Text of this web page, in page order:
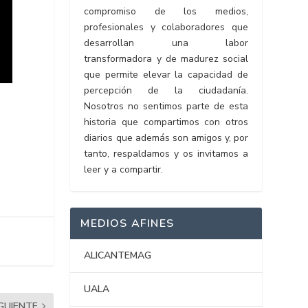
compromiso de los medios,
profesionales y colaboradores que
desarrollan una labor
transformadora y de madurez social
que permite elevar la capacidad de
percepción de la ciudadanía.
Nosotros no sentimos parte de esta
historia que compartimos con otros
diarios que además son amigos y, por
tanto, respaldamos y os invitamos a
leer y a compartir.
MEDIOS AFINES
ALICANTEMAG
UALA